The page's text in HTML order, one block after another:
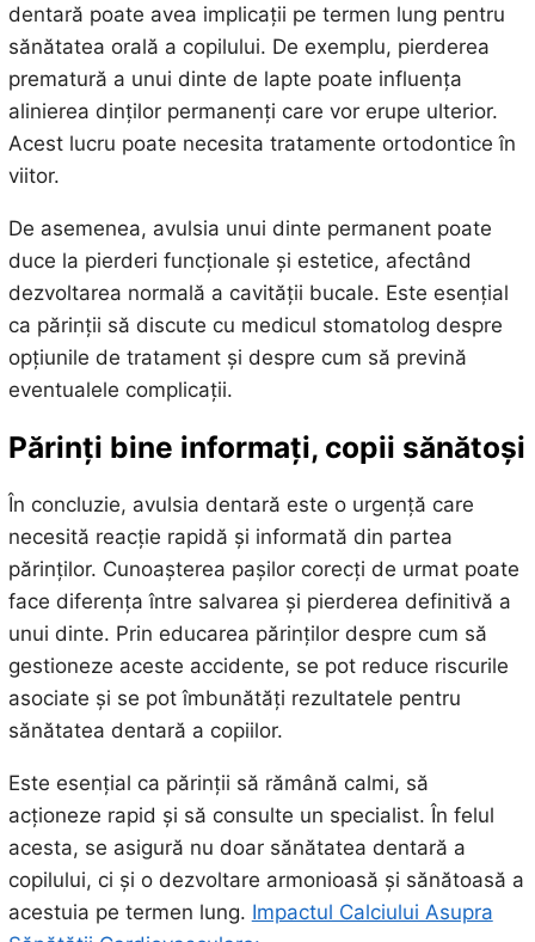
dentară poate avea implicații pe termen lung pentru
sănătatea orală a copilului. De exemplu, pierderea
prematură a unui dinte de lapte poate influența
alinierea dinților permanenți care vor erupe ulterior.
Acest lucru poate necesita tratamente ortodontice în
viitor.
De asemenea, avulsia unui dinte permanent poate
duce la pierderi funcționale și estetice, afectând
dezvoltarea normală a cavității bucale. Este esențial
ca părinții să discute cu medicul stomatolog despre
opțiunile de tratament și despre cum să prevină
eventualele complicații.
Părinți bine informați, copii sănătoși
În concluzie, avulsia dentară este o urgență care
necesită reacție rapidă și informată din partea
părinților. Cunoașterea pașilor corecți de urmat poate
face diferența între salvarea și pierderea definitivă a
unui dinte. Prin educarea părinților despre cum să
gestioneze aceste accidente, se pot reduce riscurile
asociate și se pot îmbunătăți rezultatele pentru
sănătatea dentară a copiilor.
Este esențial ca părinții să rămână calmi, să
acționeze rapid și să consulte un specialist. În felul
acesta, se asigură nu doar sănătatea dentară a
copilului, ci și o dezvoltare armonioasă și sănătoasă a
acestuia pe termen lung. Impactul Calciului Asupra